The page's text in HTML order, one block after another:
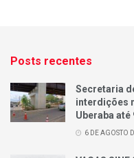
Posts recentes
Secretaria
interdições
Uberaba
6 DE AGOSTO